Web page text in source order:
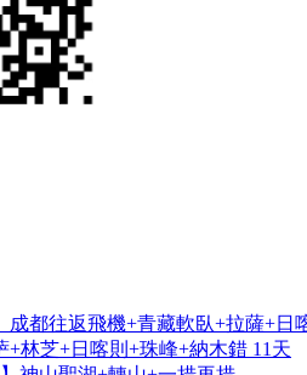
成都往返飛機+青藏軟臥+拉薩+日
+林芝+日喀則+珠峰+納木錯 11天